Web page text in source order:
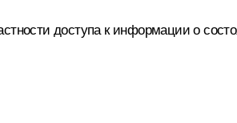
доступа к информации о